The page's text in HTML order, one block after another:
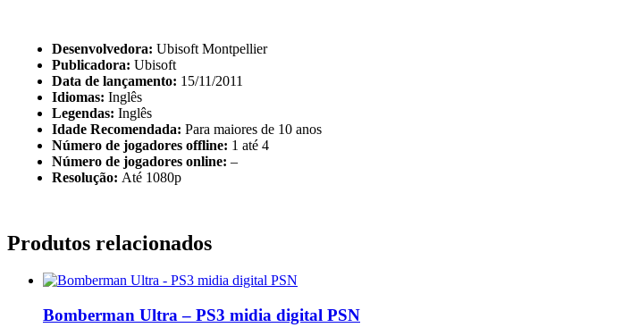
Desenvolvedora: Ubisoft Montpellier
Publicadora: Ubisoft
Data de lançamento: 15/11/2011
Idiomas: Inglês
Legendas: Inglês
Idade Recomendada: Para maiores de 10 anos
Número de jogadores offline: 1 até 4
Número de jogadores online: –
Resolução: Até 1080p
Produtos relacionados
Bomberman Ultra – PS3 midia digital PSN